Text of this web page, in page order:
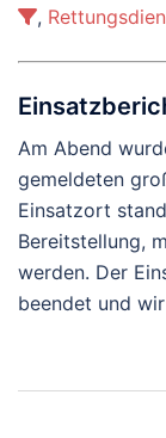
,
Am Abend
gemeldeten
Einsatzort
Bereitstellung,
werden. Der
beendet und